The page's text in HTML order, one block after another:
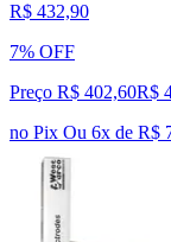
R$ 432,90
7% OFF
Preço R$ 402,60R$
no Pix Ou 6x de R$